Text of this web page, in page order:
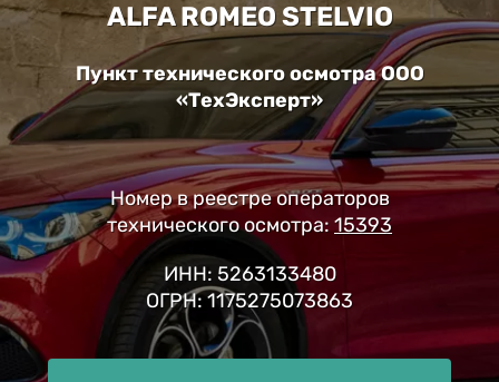
ALFA ROMEO STELVIO
Пункт технического осмотра ООО
«ТехЭксперт»
Номер в реестре операторов
технического осмотра:15393
ИНН: 5263133480
ОГРН: 1175275073863